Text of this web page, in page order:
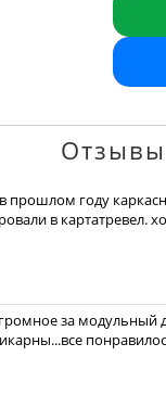
Отзывы
прошлом году
в картатревел.
за модульный